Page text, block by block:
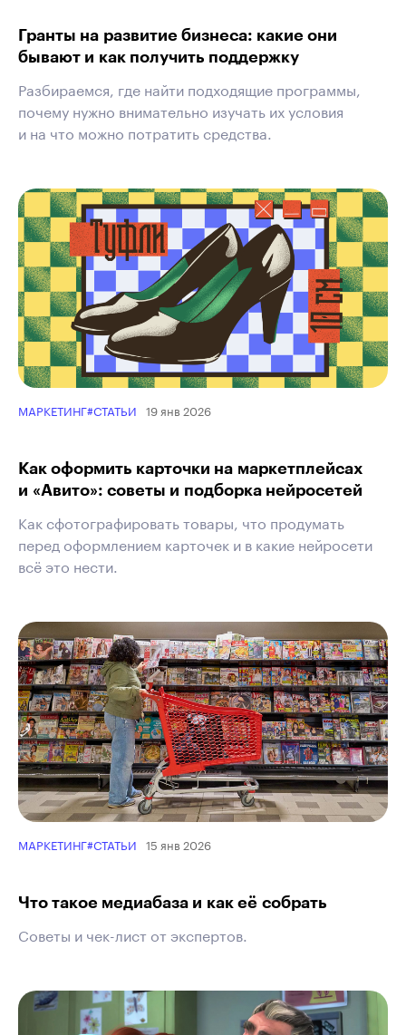
Гранты на развитие бизнеса: какие они
бывают и как получить поддержку
Разбираемся, где найти подходящие программы,
почему нужно внимательно изучать их условия
и на что можно потратить средства.
МАРКЕТИНГ#СТАТЬИ 19 янв 2026
Как оформить карточки на маркетплейсах
и «Авито»: советы и подборка нейросетей
Как сфотографировать товары, что продумать
перед оформлением карточек и в какие нейросети
всё это нести.
МАРКЕТИНГ#СТАТЬИ 15 янв 2026
Что такое медиабаза и как её собрать
Советы и чек-лист от экспертов.